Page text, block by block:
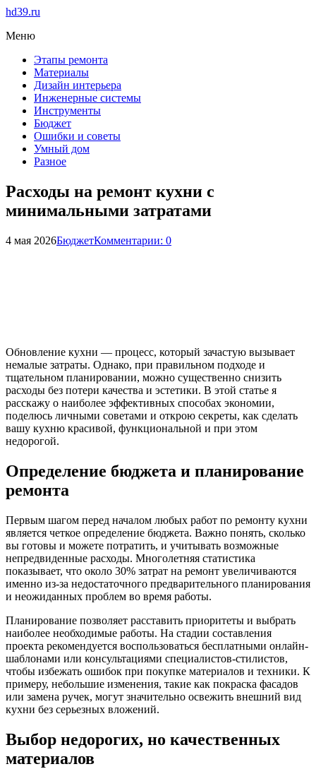
hd39.ru
Меню
Этапы ремонта
Материалы
Дизайн интерьера
Инженерные системы
Инструменты
Бюджет
Ошибки и советы
Умный дом
Разное
Расходы на ремонт кухни с
минимальными затратами
4 мая 2026БюджетКомментарии: 0
Обновление кухни — процесс, который зачастую вызывает
немалые затраты. Однако, при правильном подходе и
тщательном планировании, можно существенно снизить
расходы без потери качества и эстетики. В этой статье я
расскажу о наиболее эффективных способах экономии,
поделюсь личными советами и открою секреты, как сделать
вашу кухню красивой, функциональной и при этом
недорогой.
Определение бюджета и планирование
ремонта
Первым шагом перед началом любых работ по ремонту кухни
является четкое определение бюджета. Важно понять, сколько
вы готовы и можете потратить, и учитывать возможные
непредвиденные расходы. Многолетняя статистика
показывает, что около 30% затрат на ремонт увеличиваются
именно из-за недостаточного предварительного планирования
и неожиданных проблем во время работы.
Планирование позволяет расставить приоритеты и выбрать
наиболее необходимые работы. На стадии составления
проекта рекомендуется воспользоваться бесплатными онлайн-
шаблонами или консультациями специалистов-стилистов,
чтобы избежать ошибок при покупке материалов и техники. К
примеру, небольшие изменения, такие как покраска фасадов
или замена ручек, могут значительно освежить внешний вид
кухни без серьезных вложений.
Выбор недорогих, но качественных
материалов